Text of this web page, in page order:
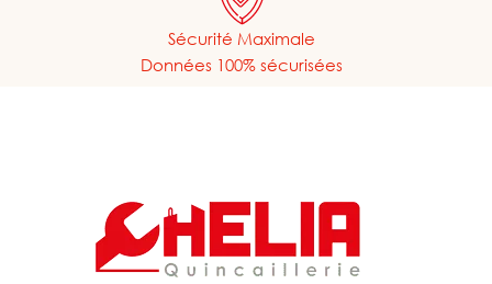
Sécurité Maximale
Données 100% sécurisées